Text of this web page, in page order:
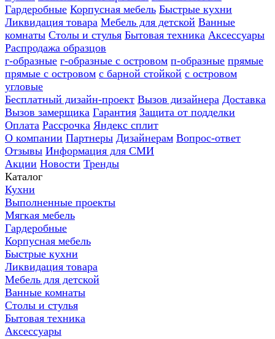
Гардеробные Корпусная мебель Быстрые кухни
Ликвидация товара Мебель для детской Ванные
комнаты Столы и стулья Бытовая техника Аксессуары
Распродажа образцов
г-образные г-образные с островом п-образные прямые
прямые с островом с барной стойкой с островом
угловые
Бесплатный дизайн-проект Вызов дизайнера Доставка
Вызов замерщика Гарантия Защита от подделки
Оплата Рассрочка Яндекс сплит
О компании Партнеры Дизайнерам Вопрос-ответ
Отзывы Информация для СМИ
Акции Новости Тренды
Каталог
Кухни
Выполненные проекты
Мягкая мебель
Гардеробные
Корпусная мебель
Быстрые кухни
Ликвидация товара
Мебель для детской
Ванные комнаты
Столы и стулья
Бытовая техника
Аксессуары